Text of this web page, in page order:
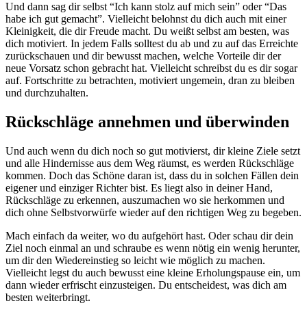
Und dann sag dir selbst “Ich kann stolz auf mich sein” oder “Das
habe ich gut gemacht”. Vielleicht belohnst du dich auch mit einer
Kleinigkeit, die dir Freude macht. Du weißt selbst am besten, was
dich motiviert. In jedem Falls solltest du ab und zu auf das Erreichte
zurückschauen und dir bewusst machen, welche Vorteile dir der
neue Vorsatz schon gebracht hat. Vielleicht schreibst du es dir sogar
auf. Fortschritte zu betrachten, motiviert ungemein, dran zu bleiben
und durchzuhalten.
Rückschläge annehmen und überwinden
Und auch wenn du dich noch so gut motivierst, dir kleine Ziele setzt
und alle Hindernisse aus dem Weg räumst, es werden Rückschläge
kommen. Doch das Schöne daran ist, dass du in solchen Fällen dein
eigener und einziger Richter bist. Es liegt also in deiner Hand,
Rückschläge zu erkennen, auszumachen wo sie herkommen und
dich ohne Selbstvorwürfe wieder auf den richtigen Weg zu begeben.
Mach einfach da weiter, wo du aufgehört hast. Oder schau dir dein
Ziel noch einmal an und schraube es wenn nötig ein wenig herunter,
um dir den Wiedereinstieg so leicht wie möglich zu machen.
Vielleicht legst du auch bewusst eine kleine Erholungspause ein, um
dann wieder erfrischt einzusteigen. Du entscheidest, was dich am
besten weiterbringt.